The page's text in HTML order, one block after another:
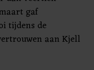
gaf
tijdens de
aan Kjell